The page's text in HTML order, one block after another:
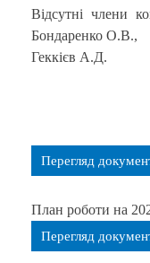
Відсутні члени
Бондаренко О.В.,
Геккієв А.Д.
Перегляд
План роботи на
Перегляд